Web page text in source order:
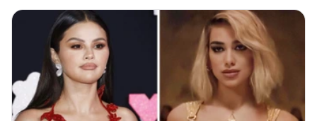
sensationnelle, mais elle a également mérité notre admiration
pour avoir surmonté le problème avec l’aplomb d’une vraie reine.